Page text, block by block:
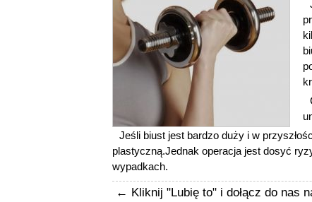
Jeśli biust jest bardzo duży i w
plastyczną.Jednak operacja jest dosyć
wypadkach.
← Kliknij "Lubię to" i dołącz do nas